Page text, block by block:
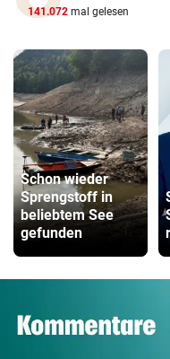
141.072 mal gelesen
Schon wieder
Sprengstoff in
beliebtem See
gefunden